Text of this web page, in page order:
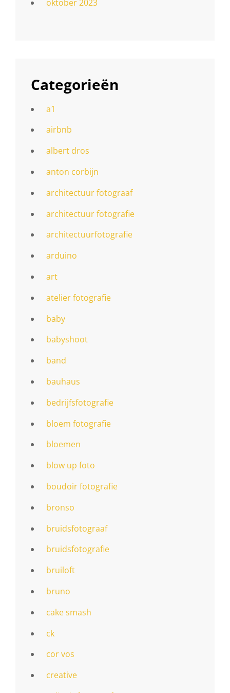
oktober 2023
Categorieën
a1
airbnb
albert dros
anton corbijn
architectuur fotograaf
architectuur fotografie
architectuurfotografie
arduino
art
atelier fotografie
baby
babyshoot
band
bauhaus
bedrijfsfotografie
bloem fotografie
bloemen
blow up foto
boudoir fotografie
bronso
bruidsfotograaf
bruidsfotografie
bruiloft
bruno
cake smash
ck
cor vos
creative